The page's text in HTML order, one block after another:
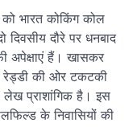
भारत कोकिंग कोल
दिवसीय दौरे पर धनबाद
अपेक्षाएं हैं। खासकर
रेड्डी की ओर टकटकी
प्राशांगिक है। इस
के निवासियों की